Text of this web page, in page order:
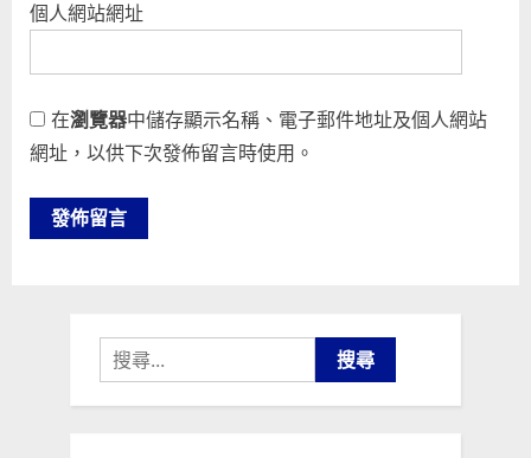
個人網站網址
在瀏覽器中儲存顯示名稱、電子郵件地址及個人網站
網址，以供下次發佈留言時使用。
搜
尋
關